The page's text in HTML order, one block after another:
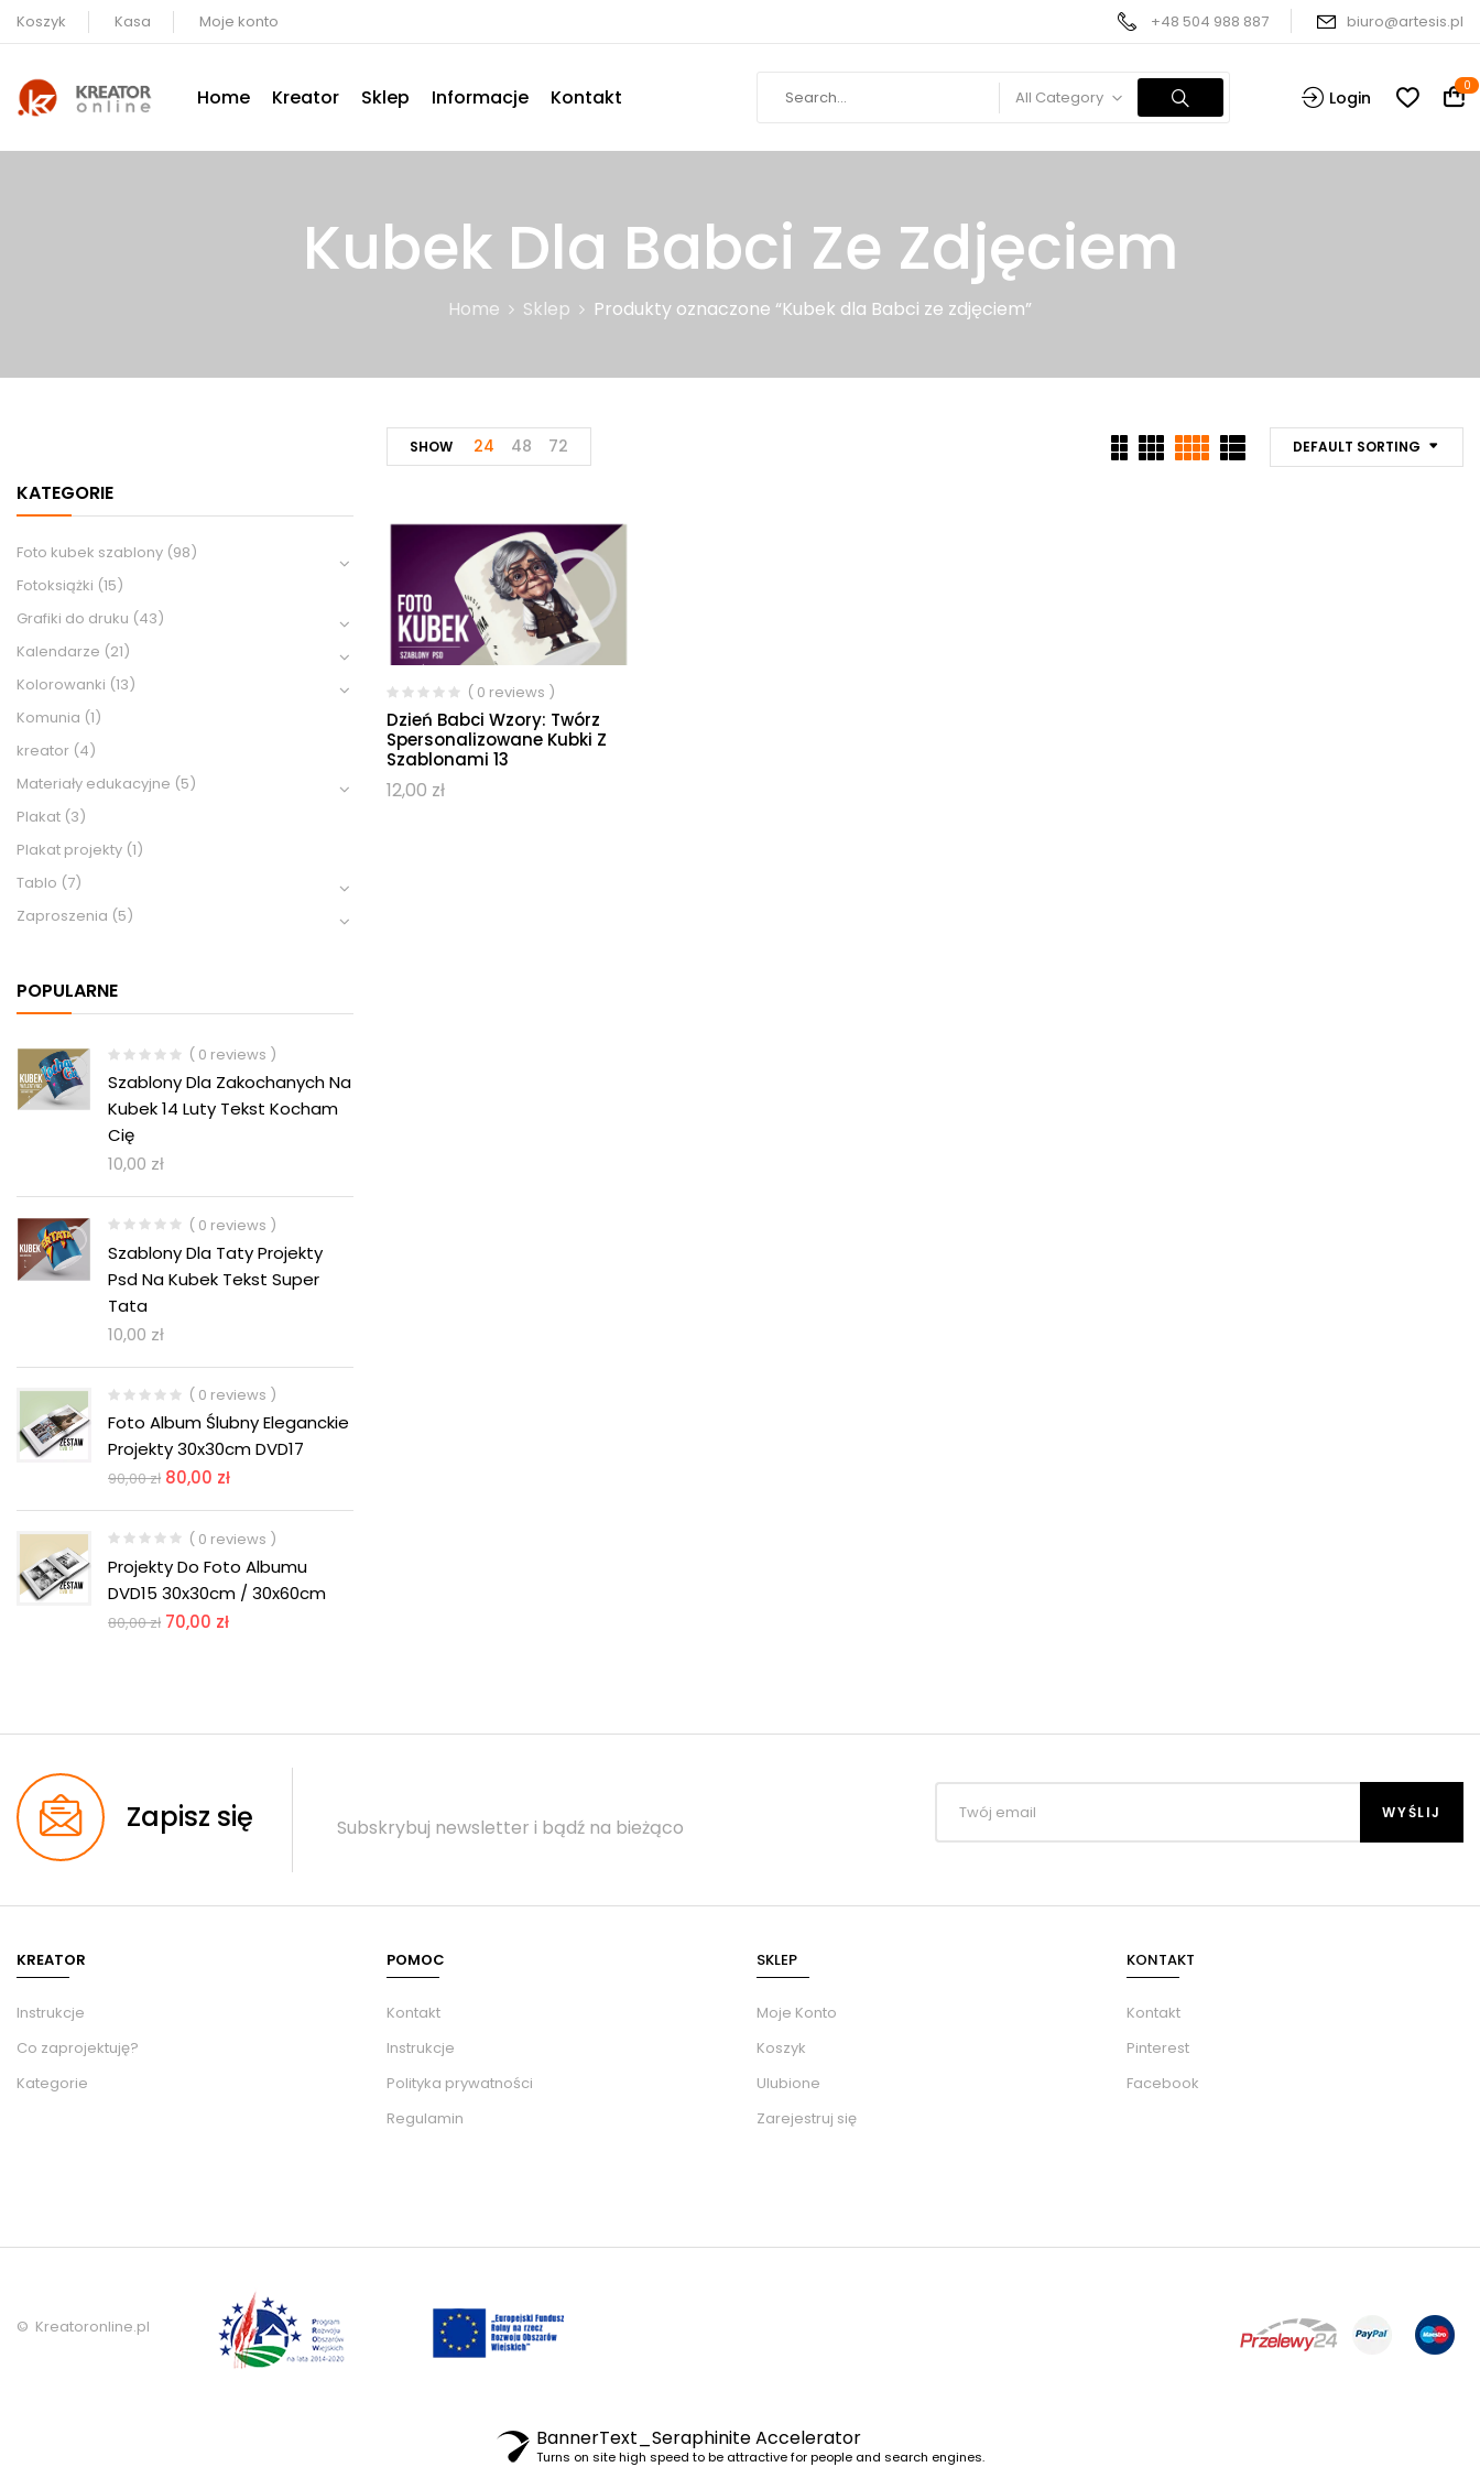
Koszyk Kasa Moje konto +48 504 988 887 biuro@artesis.pl
Home Kreator Sklep Informacje Kontakt All Category Login
0
Kubek Dla Babci Ze Zdjęciem
Home Sklep Produkty oznaczone “Kubek dla Babci ze zdjęciem”
KATEGORIE
Foto kubek szablony (98)
Fotoksiążki (15)
Grafiki do druku (43)
Kalendarze (21)
Kolorowanki (13)
Komunia (1)
kreator (4)
Materiały edukacyjne (5)
Plakat (3)
Plakat projekty (1)
Tablo (7)
Zaproszenia (5)
POPULARNE
( 0 reviews )
Szablony Dla Zakochanych Na
Kubek 14 Luty Tekst Kocham
Cię
10,00 zł
( 0 reviews )
Szablony Dla Taty Projekty
Psd Na Kubek Tekst Super
Tata
10,00 zł
( 0 reviews )
Foto Album Ślubny Eleganckie
Projekty 30x30cm DVD17
90,00zł 80,00 zł
( 0 reviews )
Projekty Do Foto Albumu
DVD15 30x30cm / 30x60cm
80,00zł 70,00 zł
DEFAULT SORTING
SHOW 24 48 72
( 0 reviews )
Dzień Babci Wzory: Twórz
Spersonalizowane Kubki Z
Szablonami 13
12,00 zł
Zapisz się Subskrybuj newsletter i bądź na bieżąco
KREATOR
Instrukcje
Co zaprojektuję?
Kategorie
POMOC
Kontakt
Instrukcje
Polityka prywatności
Regulamin
SKLEP
Moje Konto
Koszyk
Ulubione
Zarejestruj się
KONTAKT
Kontakt
Pinterest
Facebook
© Kreatoronline.pl
BannerText_Seraphinite Accelerator
Turns on site high speed to be attractive for people and search engines.